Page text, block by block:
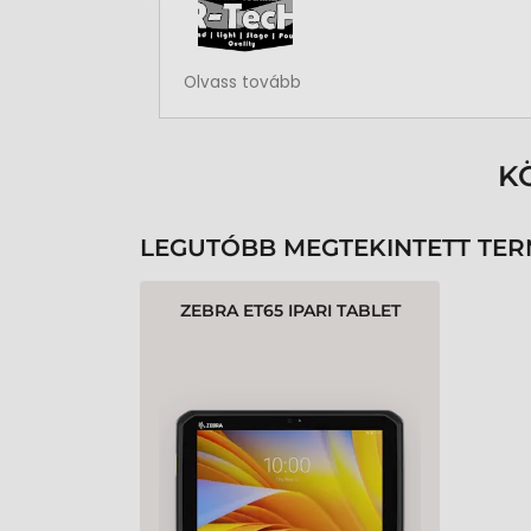
Rendben volt a rendelésem
Olvass tovább
LEGUTÓBB MEGTEKINTETT
ZEBRA ET65 IPARI TABLET